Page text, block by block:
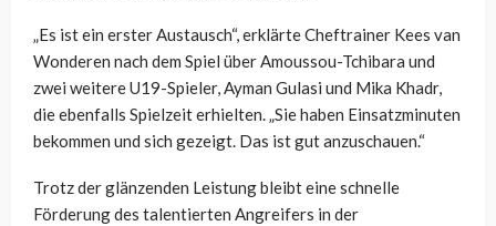
„Es ist ein erster Austausch“, erklärte Cheftrainer Kees van
Wonderen nach dem Spiel über Amoussou-Tchibara und
zwei weitere U19-Spieler, Ayman Gulasi und Mika Khadr,
die ebenfalls Spielzeit erhielten. „Sie haben Einsatzminuten
bekommen und sich gezeigt. Das ist gut anzuschauen.“
Trotz der glänzenden Leistung bleibt eine schnelle
Förderung des talentierten Angreifers in der